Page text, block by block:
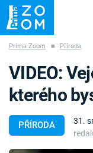
ZÁHADY
Prima Zoom ■ Příroda
PŘÍRODA
31.
VIDEO:
kterého